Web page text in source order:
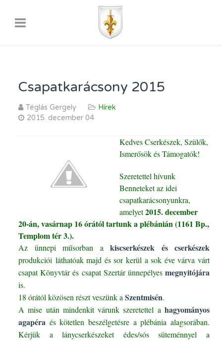
Csapatkarácsony 2015
Téglás Gergely
Hírek
2015. december 04
Kedves Cserkészek, Szülők,
Ismerősök és Támogatók!
Szeretettel hívunk
Benneteket az idei
csapatkarácsonyunkra,
amelyet2015. december
20-án, vasárnap 16 órától tartunk a plébánián (1161 Bp.,
Templom tér 3.).
Az ünnepi műsorban a kiscserkészek és cserkészek
produkciói láthatóak majd és sor kerül a sok éve várva várt
csapat Könyvtár és csapat Szertár ünnepélyes megnyitójára
is.
18 órától közösen részt veszünk a Szentmisén.
A mise után mindenkit várunk szeretettel a hagyományos
agapéra és kötetlen beszélgetésre a plébánia alagsorában.
Kérjük a lánycserkészeket édes/sós süteménnyel a